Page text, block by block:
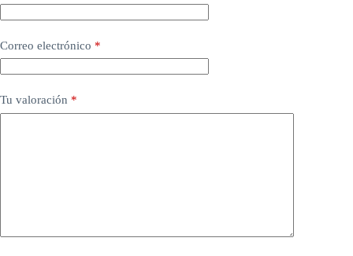
Correo electrónico *
Tu valoración *